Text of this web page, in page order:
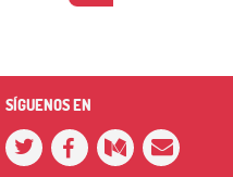
SÍGUENOS EN